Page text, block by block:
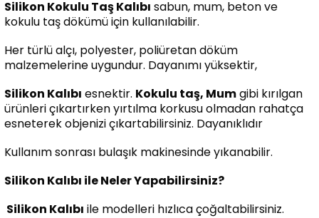
Silikon Kokulu Taş Kalıbı sabun, mum, beton ve
kokulu taş dökümü için kullanılabilir.
Her türlü alçı, polyester, poliüretan döküm
malzemelerine uygundur. Dayanımı yüksektir,
Silikon Kalıbı esnektir. Kokulu taş, Mumgibi kırılgan
ürünleri çıkartırken yırtılma korkusu olmadan rahatça
esneterek objenizi çıkartabilirsiniz. Dayanıklıdır
Kullanım sonrası bulaşık makinesinde yıkanabilir.
Silikon Kalıbı ile Neler Yapabilirsiniz?
Silikon Kalıbı ile modelleri hızlıca çoğaltabilirsiniz.